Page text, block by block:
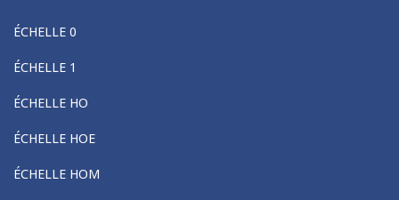
ÉCHELLE 0
ÉCHELLE 1
ÉCHELLE HO
ÉCHELLE HOE
ÉCHELLE HOM